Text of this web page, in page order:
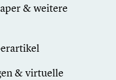
& weitere
& virtuelle